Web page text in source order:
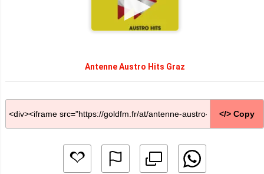
Antenne Austro Hits Graz
</> Copy